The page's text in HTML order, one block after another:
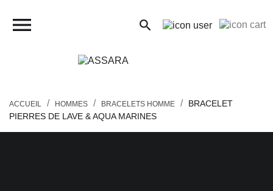
 search
close
ACCUEIL HOMMES BRACELETS HOMME
BRACELET
PIERRES DE LAVE & AQUA MARINES